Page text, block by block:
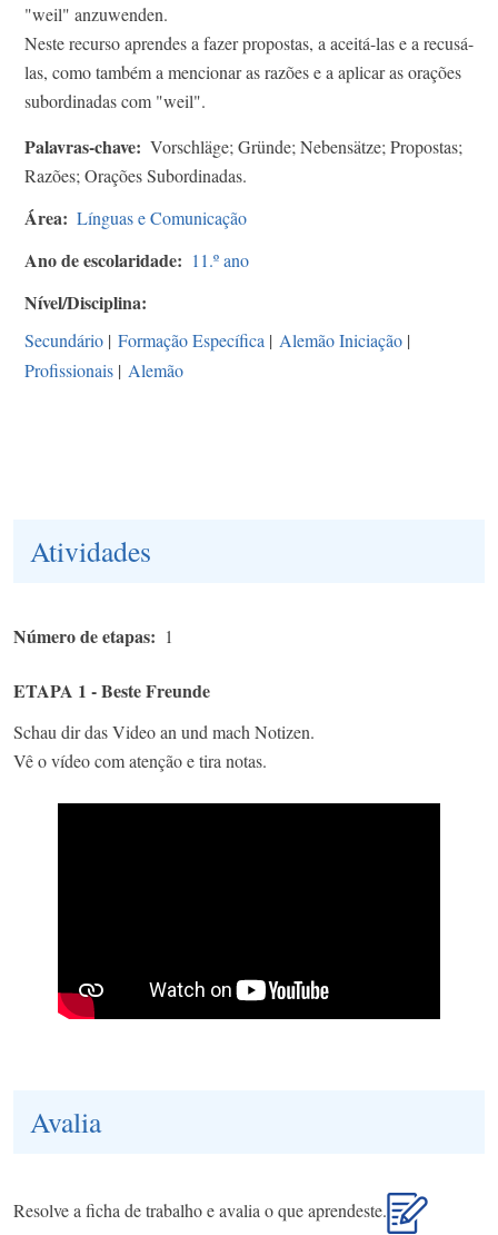
"weil" anzuwenden.
Neste recurso aprendes a fazer propostas, a aceitá-las e a recusá-
las, como também a mencionar as razões e a aplicar as orações
subordinadas com "weil".
Palavras-chave
Vorschläge; Gründe; Nebensätze; Propostas;
Razões; Orações Subordinadas.
Área Línguas e Comunicação
Ano de escolaridade 11.º ano
Nível/Disciplina
Secundário | Formação Específica | Alemão Iniciação |
Profissionais | Alemão
Atividades
Número de etapas 1
ETAPA 1 - Beste Freunde
Schau dir das Video an und mach Notizen.
Vê o vídeo com atenção e tira notas.
Avalia
Resolve a ficha de trabalho e avalia o que aprendeste.